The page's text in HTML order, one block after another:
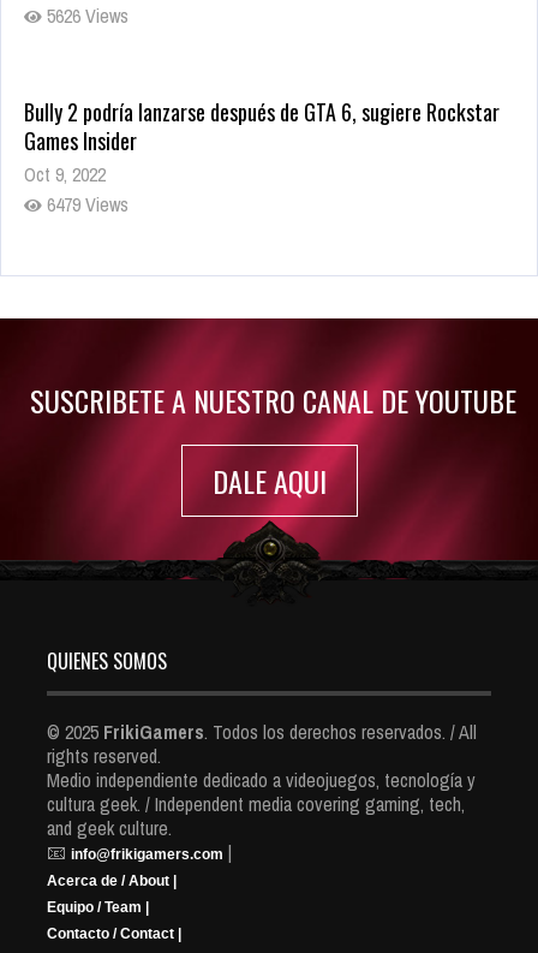
5626 Views
Bully 2 podría lanzarse después de GTA 6, sugiere Rockstar
Games Insider
Oct 9, 2022
6479 Views
Rumor: Se filtran los primeros detalles de Resident Evil 9
SUSCRIBETE A NUESTRO CANAL DE YOUTUBE
DALE AQUI
QUIENES SOMOS
© 2025 FrikiGamers. Todos los derechos reservados. / All
rights reserved.
Medio independiente dedicado a videojuegos, tecnología y
cultura geek. / Independent media covering gaming, tech,
and geek culture.
📧 info@frikigamers.com |
Acerca de / About |
Equipo / Team |
Contacto / Contact |